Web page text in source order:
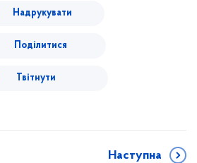
Надрукувати
Поділитися
Твітнути
Наступна